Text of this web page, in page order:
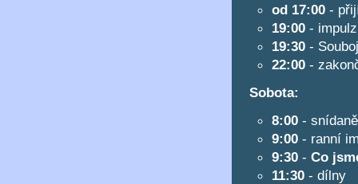
od 17:00 -
19:00 -
19:30 -
22:00 -
Sobota:
8:00 - snídaně
9:00 - ranní
9:30 - Co
11:30 - dílny